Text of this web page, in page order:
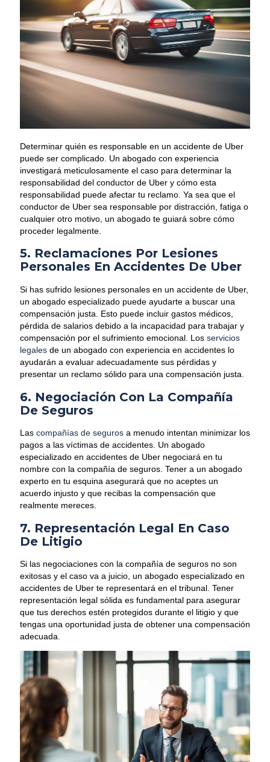
Determinar quién es responsable en un accidente de Uber
puede ser complicado. Un abogado con experiencia
investigará meticulosamente el caso para determinar la
responsabilidad del conductor de Uber y cómo esta
responsabilidad puede afectar tu reclamo. Ya sea que el
conductor de Uber sea responsable por distracción, fatiga o
cualquier otro motivo, un abogado te guiará sobre cómo
proceder legalmente.
5. Reclamaciones Por Lesiones
Personales En Accidentes De Uber
Si has sufrido lesiones personales en un accidente de Uber,
un abogado especializado puede ayudarte a buscar una
compensación justa. Esto puede incluir gastos médicos,
pérdida de salarios debido a la incapacidad para trabajar y
compensación por el sufrimiento emocional. Los servicios
legales de un abogado con experiencia en accidentes lo
ayudarán a evaluar adecuadamente sus pérdidas y
presentar un reclamo sólido para una compensación justa.
6. Negociación Con La Compañía
De Seguros
Las compañías de seguros a menudo intentan minimizar los
pagos a las víctimas de accidentes. Un abogado
especializado en accidentes de Uber negociará en tu
nombre con la compañía de seguros. Tener a un abogado
experto en tu esquina asegurará que no aceptes un
acuerdo injusto y que recibas la compensación que
realmente mereces.
7. Representación Legal En Caso
De Litigio
Si las negociaciones con la compañía de seguros no son
exitosas y el caso va a juicio, un abogado especializado en
accidentes de Uber te representará en el tribunal. Tener
representación legal sólida es fundamental para asegurar
que tus derechos estén protegidos durante el litigio y que
tengas una oportunidad justa de obtener una compensación
adecuada.